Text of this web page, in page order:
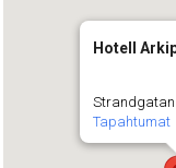
Hotell
Strandgatan
Tapahtumat